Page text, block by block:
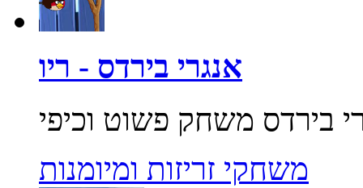
אנגרי בירדס - ריו
משחקי זריזות ומיומנות